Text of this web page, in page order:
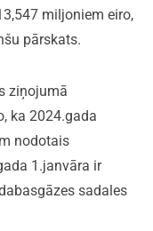
miljoniem eiro,
pārskats.
ziņojumā
ka 2024.gada
nodotais
1.janvāra ir
sadales